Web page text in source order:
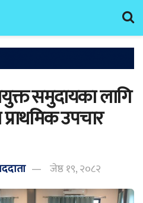
समुदायका लागि
उपचार
जेष्ठ १९, २०८२